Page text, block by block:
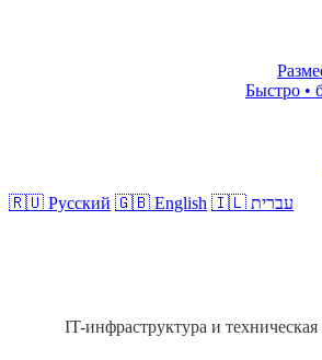
Быстро •
🇷🇺 Русский 🇬🇧 English 🇮🇱 עברית
IT-инфраструктура и